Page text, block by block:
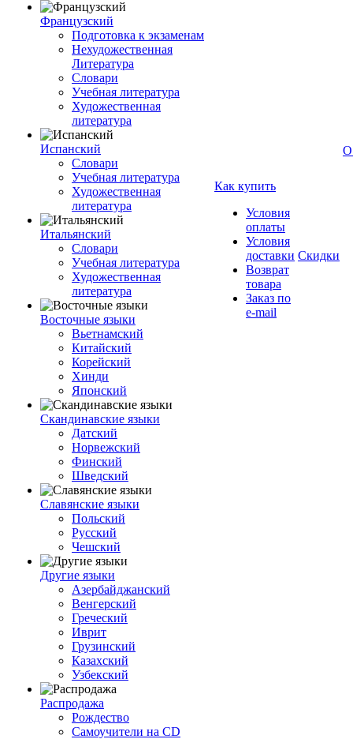
Французский
Подготовка к экзаменам
Нехудожественная
Литература
Словари
Учебная литература
Художественная
литература
Испанский
Словари
Учебная литература
Художественная
литература
Итальянский
Словари
Учебная литература
Художественная
литература
Восточные языки
Вьетнамский
Китайский
Корейский
Хинди
Японский
Скандинавские языки
Датский
Норвежский
Финский
Шведский
Славянские языки
Польский
Русский
Чешский
Другие языки
Азербайджанский
Венгерский
Греческий
Иврит
Грузинский
Казахский
Узбекский
Распродажа
Рождество
Самоучители на CD
Как купить
Условия
оплаты
Условия
доставки
Возврат
товара
Заказ по
e-mail
Скидки
О